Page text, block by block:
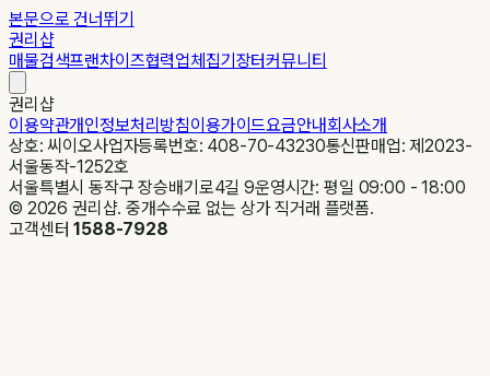
본문으로 건너뛰기
권리샵
매물검색프랜차이즈협력업체집기장터커뮤니티
권리샵
이용약관개인정보처리방침이용가이드요금안내회사소개
상호: 씨이오사업자등록번호: 408-70-43230통신판매업: 제2023-
서울동작-1252호
서울특별시 동작구 장승배기로4길 9운영시간: 평일 09:00 - 18:00
© 2026 권리샵. 중개수수료 없는 상가 직거래 플랫폼.
고객센터1588-7928